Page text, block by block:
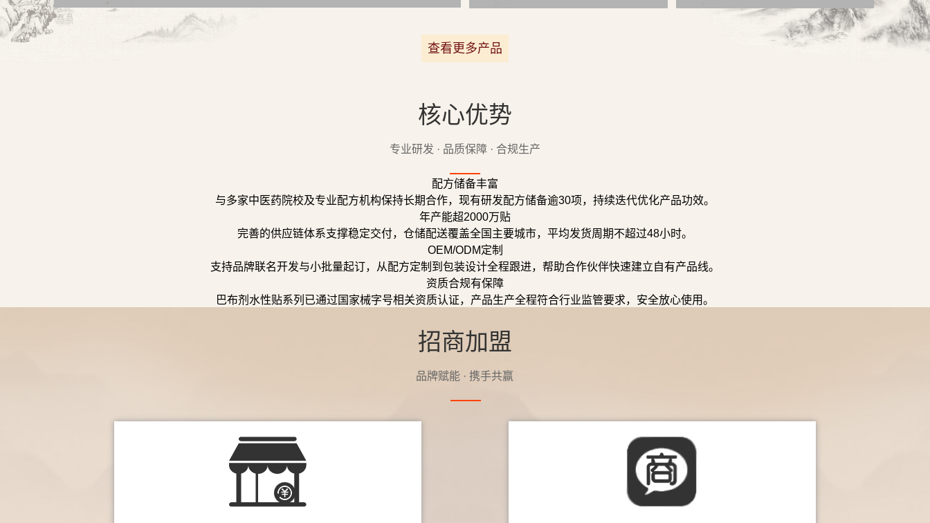
查看更多产品
核心优势
专业研发 · 品质保障 · 合规生产
配方储备丰富
与多家中医药院校及专业配方机构保持长期合作，现有研发配方储备逾30项，持续迭代优化产品功效。
年产能超2000万贴
完善的供应链体系支撑稳定交付，仓储配送覆盖全国主要城市，平均发货周期不超过48小时。
OEM/ODM定制
支持品牌联名开发与小批量起订，从配方定制到包装设计全程跟进，帮助合作伙伴快速建立自有产品线。
资质合规有保障
巴布剂水性贴系列已通过国家械字号相关资质认证，产品生产全程符合行业监管要求，安全放心使用。
招商加盟
品牌赋能 · 携手共赢